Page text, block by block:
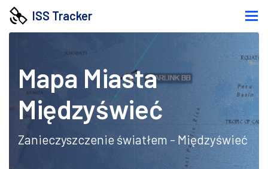
ISS Tracker
Mapa Miasta
Międzyświeć
Zanieczyszczenie światłem - Międzyświeć